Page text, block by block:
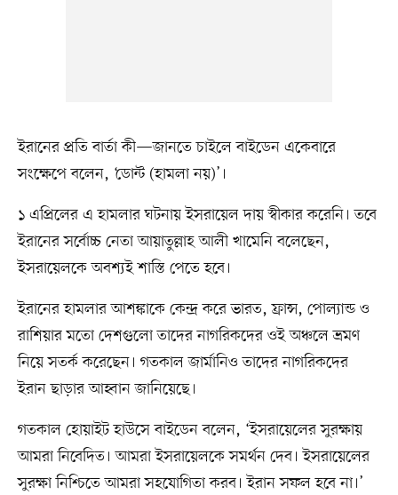
ইরানের প্রতি বার্তা কী—জানতে চাইলে বাইডেন একেবারে
সংক্ষেপে বলেন, ‘ডোন্ট (হামলা নয়)’।
১ এপ্রিলের এ হামলার ঘটনায় ইসরায়েল দায় স্বীকার করেনি। তবে
ইরানের সর্বোচ্চ নেতা আয়াতুল্লাহ আলী খামেনি বলেছেন,
ইসরায়েলকে অবশ্যই শাস্তি পেতে হবে।
ইরানের হামলার আশঙ্কাকে কেন্দ্র করে ভারত, ফ্রান্স, পোল্যান্ড ও
রাশিয়ার মতো দেশগুলো তাদের নাগরিকদের ওই অঞ্চলে ভ্রমণ
নিয়ে সতর্ক করেছেন। গতকাল জার্মানিও তাদের নাগরিকদের
ইরান ছাড়ার আহ্বান জানিয়েছে।
গতকাল হোয়াইট হাউসে বাইডেন বলেন, ‘ইসরায়েলের সুরক্ষায়
আমরা নিবেদিত। আমরা ইসরায়েলকে সমর্থন দেব। ইসরায়েলের
সুরক্ষা নিশ্চিতে আমরা সহযোগিতা করব। ইরান সফল হবে না।’